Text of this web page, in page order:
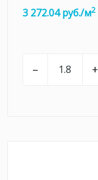
3 272.04 руб./м2
– +